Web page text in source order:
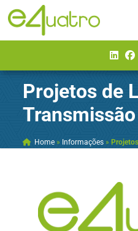
Projetos de
Transmissão
Home » Informações »